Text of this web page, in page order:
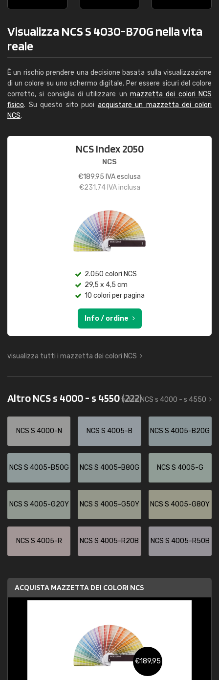
Visualizza NCS S 4030-B70G nella vita
reale
È un rischio prendere una decisione basata sulla visualizzazione
di un colore su uno schermo digitale. Per essere sicuri del colore
corretto, si consiglia di utilizzare un mazzetta dei colori NCS
fisico. Su questo sito puoi acquistare un mazzetta dei colori
NCS.
NCS Index 2050
NCS
€189,95 IVA esclusa
€231,74IVA inclusa
2.050 colori NCS
29,5 x 4,5 cm
10 colori per pagina
Info / ordine
visualizza tutti i mazzetta dei colori NCS
Altro NCS s 4000 - s 4550(222)
tutto NCS s 4000 - s 4550
NCS S 4000-N NCS S 4005-B NCS S 4005-B20G
NCS S 4005-B50G NCS S 4005-B80G NCS S 4005-G
NCS S 4005-G20Y NCS S 4005-G50Y NCS S 4005-G80Y
NCS S 4005-R NCS S 4005-R20B NCS S 4005-R50B
ACQUISTA MAZZETTA DEI COLORI NCS
€189,95